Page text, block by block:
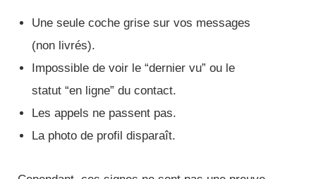
Une seule coche grise sur vos messages
(non livrés).
Impossible de voir le “dernier vu” ou le
statut “en ligne” du contact.
Les appels ne passent pas.
La photo de profil disparaît.